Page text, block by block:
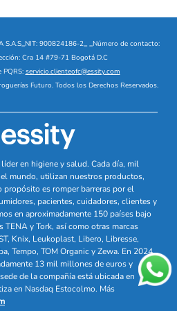
S.A.S_NIT: 900824186-2_ _Número de contacto:
Cra 14 #79-71 Bogotá D.C
PQRS: servicio.clienteofc@essity.com
Futuro. Todos los Derechos Reservados.
en higiene y salud. Cada día, mil
mundo, utilizan nuestros productos,
es romper barreras por el
pacientes, cuidadores, clientes y
en aproximadamente 150 países bajo
y Tork, así como otras marcas
Knix, Leukoplast, Libero, Libresse,
Tempo, TOM Organic y Zewa. En 2024,
13 mil millones de euros y
de la compañía está ubicada en
en Nasdaq Estocolmo. Más